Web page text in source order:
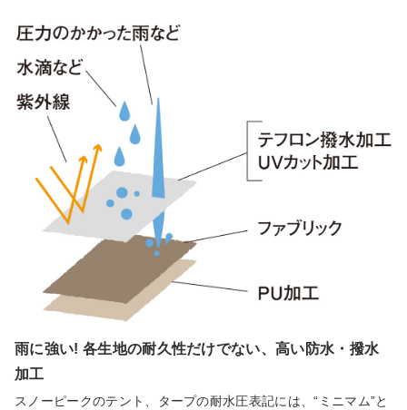
雨に強い! 各生地の耐久性だけでない、高い防水・撥水
加工
スノーピークのテント、タープの耐水圧表記には、“ミニマム”と